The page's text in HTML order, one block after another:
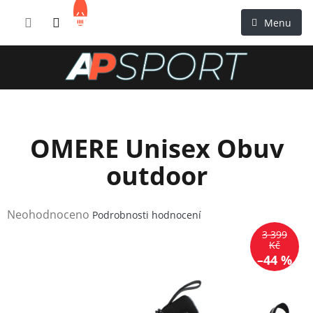
OMERE Unisex Obuv
outdoor
Průměrné
Neohodnoceno Podrobnosti hodnocení
3 399
Kč
–44 %